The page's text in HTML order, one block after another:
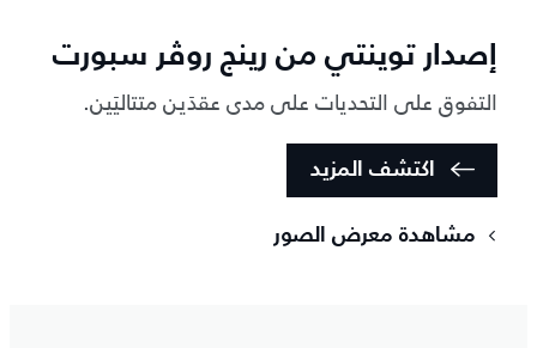
إصدار توينتي من رينج روڤر سبورت
التفوق على التحديات على مدى عقدَين متتاليَين.
اكتشف المزيد
مشاهدة معرض الصور